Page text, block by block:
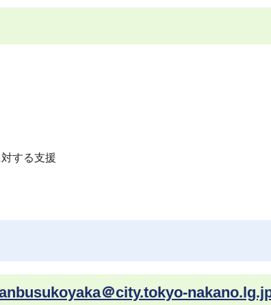
する支援
＠city.tokyo-